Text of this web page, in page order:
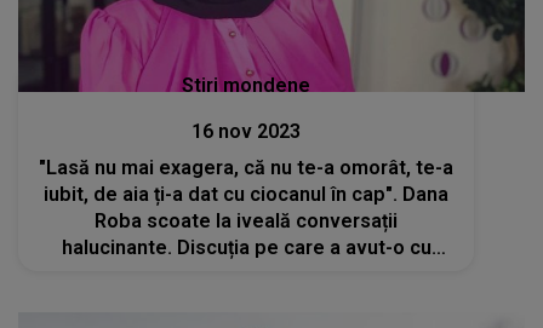
Stiri mondene
16 nov 2023
"Lasă nu mai exagera, că nu te-a omorât, te-a
iubit, de aia ți-a dat cu ciocanul în cap". Dana
Roba scoate la iveală conversații
halucinante. Discuția pe care a avut-o cu